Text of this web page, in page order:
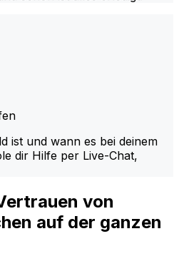
ist und wann es bei deinem
dir Hilfe per Live-Chat,
von
auf der ganzen